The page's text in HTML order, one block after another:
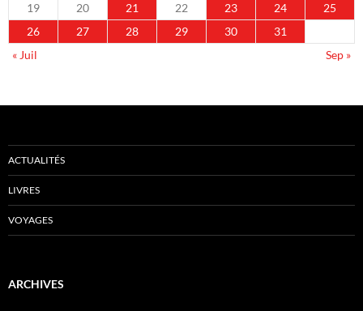
19
20 21 22 23 24
25
26
27 28 29 30
31
« Juil
Sep »
ACTUALITÉS
LIVRES
VOYAGES
ARCHIVES